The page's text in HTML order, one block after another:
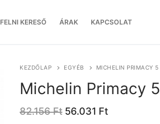
FELNI KERESŐ ÁRAK KAPCSOLAT
KEZDŐLAP EGYÉB MICHELIN PRIMACY 5
Michelin Primacy 5
82.156Ft Original
56.031 FtCurrent